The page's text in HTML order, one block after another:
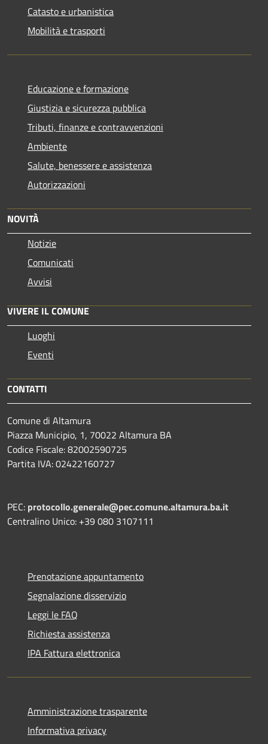
Catasto e urbanistica
Mobilità e trasporti
Educazione e formazione
Giustizia e sicurezza pubblica
Tributi, finanze e contravvenzioni
Ambiente
Salute, benessere e assistenza
Autorizzazioni
NOVITÀ
Notizie
Comunicati
Avvisi
VIVERE IL COMUNE
Luoghi
Eventi
CONTATTI
Comune di Altamura
Piazza Municipio, 1, 70022 Altamura BA
Codice Fiscale: 82002590725
Partita IVA: 02422160727
PEC: protocollo.generale@pec.comune.altamura.ba.it
Centralino Unico: +39 080 3107111
Prenotazione appuntamento
Segnalazione disservizio
Leggi le FAQ
Richiesta assistenza
IPA Fattura elettronica
Amministrazione trasparente
Informativa privacy